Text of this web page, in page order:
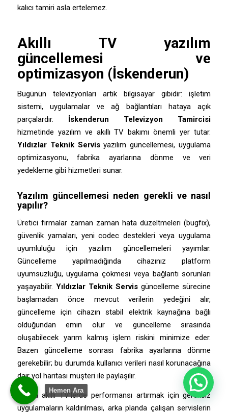
kalıcı tamiri asla ertelemez.
Akıllı TV yazılım
güncellemesi ve
optimizasyon (İskenderun)
Bugünün televizyonları artık bilgisayar gibidir: işletim
sistemi, uygulamalar ve ağ bağlantıları hataya açık
parçalardır. İskenderun Televizyon Tamircisi
hizmetinde yazılım ve akıllı TV bakımı önemli yer tutar.
Yıldızlar Teknik Servisyazılım güncellemesi, uygulama
optimizasyonu, fabrika ayarlarına dönme ve veri
yedekleme gibi hizmetleri sunar.
Yazılım güncellemesi neden gerekli ve nasıl
yapılır?
Üretici firmalar zaman zaman hata düzeltmeleri (bugfix),
güvenlik yamaları, yeni codec destekleri veya uygulama
uyumluluğu için yazılım güncellemeleri yayımlar.
Güncelleme yapılmadığında cihazınız platform
uyumsuzluğu, uygulama çökmesi veya bağlantı sorunları
yaşayabilir. Yıldızlar Teknik Servis güncelleme sürecine
başlamadan önce mevcut verilerin yedeğini alır,
güncelleme için cihazın stabil elektrik kaynağına bağlı
olduğundan emin olur ve güncelleme sırasında
oluşabilecek yarım kalmış işlem riskini minimize eder.
Bazen güncelleme sonrası fabrika ayarlarına dönme
gerekebilir; bu durumda kullanıcı verileri nasıl korunacağına
dair yol haritası müşteri ile paylaşılır.
Ayrıca akıllı TV’lerde performansı artırmak için gereksiz
uygulamaların kaldırılması, arka planda çalışan servislerin
Hemen Ara